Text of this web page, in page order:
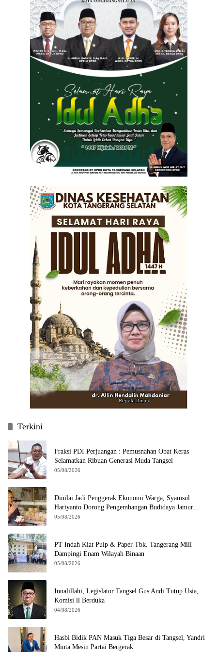
Terkini
Fraksi PDI Perjuangan : Pemusnahan Obat Keras
Selamatkan Ribuan Generasi Muda Tangsel
05/08/2026
Dinilai Jadi Penggerak Ekonomi Warga, Syamsul
Hariyanto Dorong Pengembangan Budidaya Jamur
Crispy di Serpong
05/08/2026
PT Indah Kiat Pulp & Paper Tbk. Tangerang Mill
Dampingi Enam Wilayah Binaan
05/08/2026
Innalillahi, Legislator Tangsel Gus Andi Tutup Usia,
Komisi ll Berduka
04/08/2026
Hasbi Bidik PAN Masuk Tiga Besar di Tangsel, Yandri
Minta Mesin Partai Bergerak